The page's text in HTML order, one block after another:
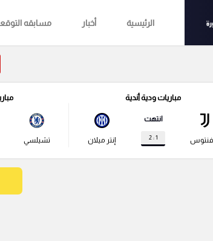
الرئيسية أخبار مسابقه
مباريات ودية أندية
انتهت
1 : 2 إنتر ميلان تشيلسي